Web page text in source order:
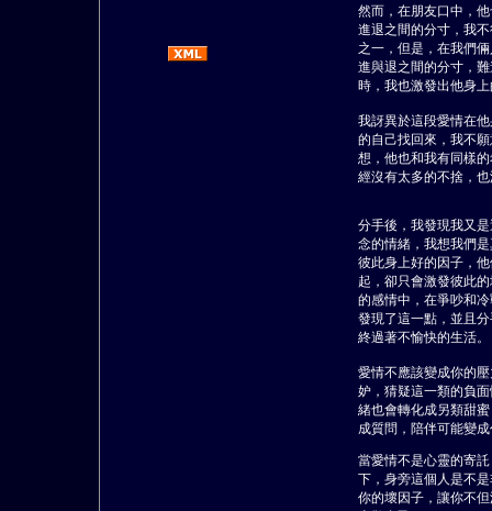
然而，在朋友口中，
進退之間的分寸，我
之一，但是，在我們
進與退之間的分寸，
時，我也激發出他身
我訝異於這段愛情在
的自己找回來，我不
想，他也和我有同樣
經沒有太多的不捨，
分手後，我發現我又
念的情緒，我想我們
彼此身上好的因子，
起，卻只會激發彼此
的感情中，在爭吵和
發現了這一點，並且
終過著不愉快的生活。
愛情不應該變成你的
妒，猜疑這一類的負
緒也會轉化成另類甜
成質問，陪伴可能變
當愛情不是心靈的寄
下，身旁這個人是不
你的壞因子，讓你不